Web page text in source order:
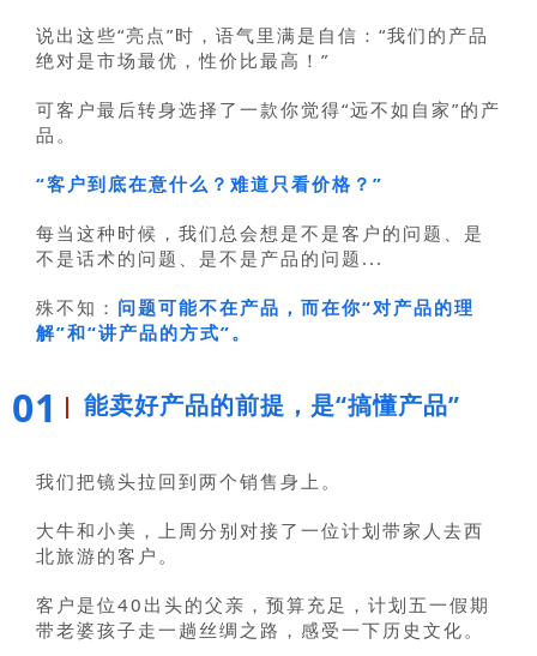
说出这些“亮点”时，语气里满是自信：“我们的产品
绝对是市场最优，性价比最高！”
可客户最后转身选择了一款你觉得“远不如自家”的产
品。
“客户到底在意什么？难道只看价格？”
每当这种时候，我们总会想是不是客户的问题、是
不是话术的问题、是不是产品的问题...
殊不知： 问题可能不在产品，而在你“对产品的理
解”和“讲产品的方式”。
01 能卖好产品的前提，是“搞懂产品”
我们把镜头拉回到两个销售身上。
大牛和小美，上周分别对接了一位计划带家人去西
北旅游的客户。
客户是位40出头的父亲，预算充足，计划五一假期
带老婆孩子走一趟丝绸之路，感受一下历史文化。